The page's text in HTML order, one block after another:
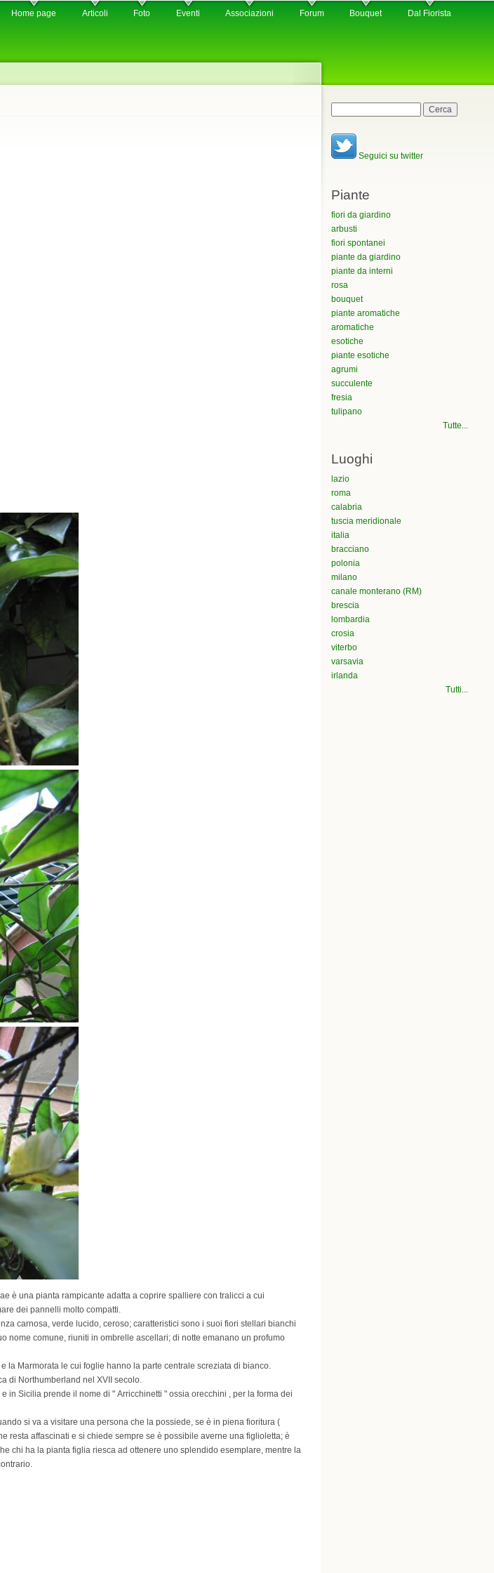
Home page Articoli Foto Eventi Associazioni Forum Bouquet Dal Fiorista
è una pianta rampicante adatta a coprire spalliere con tralicci a cui
dei pannelli molto compatti.
carnosa, verde lucido, ceroso; caratteristici sono i suoi fiori stellari bianchi
nome comune, riuniti in ombrelle ascellari; di notte emanano un profumo
la Marmorata le cui foglie hanno la parte centrale screziata di bianco.
di Northumberland nel XVII secolo.
in Sicilia prende il nome di " Arricchinetti " ossia orecchini , per la forma dei
si va a visitare una persona che la possiede, se è in piena fioritura (
resta affascinati e si chiede sempre se è possibile averne una figlioletta; è
chi ha la pianta figlia riesca ad ottenere uno splendido esemplare, mentre la
Maschera di ricerca
Seguici su twitter
Piante
fiori da giardino
arbusti
fiori spontanei
piante da giardino
piante da interni
rosa
bouquet
piante aromatiche
aromatiche
esotiche
piante esotiche
agrumi
succulente
fresia
tulipano
Tutte...
Luoghi
lazio
roma
calabria
tuscia meridionale
italia
bracciano
polonia
milano
canale monterano (RM)
brescia
lombardia
crosia
viterbo
varsavia
irlanda
Tutti...